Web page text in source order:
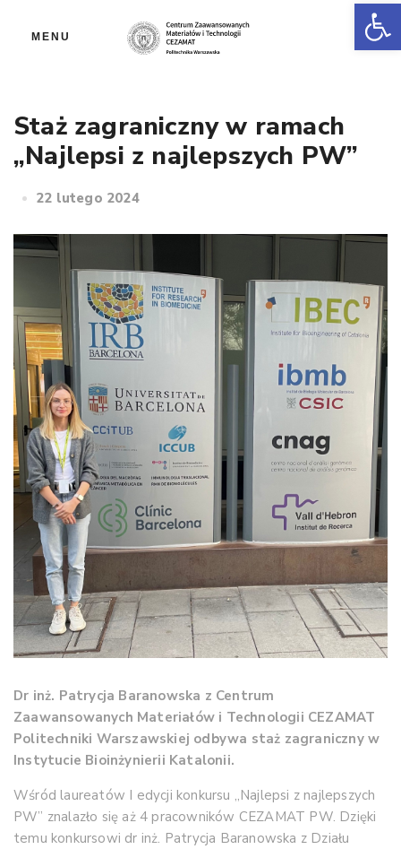
MENU
Staż zagraniczny w ramach
„Najlepsi z najlepszych PW”
22 lutego 2024
Dr inż. Patrycja Baranowska z Centrum
Zaawansowanych Materiałów i Technologii CEZAMAT
Politechniki Warszawskiej odbywa staż zagraniczny w
Instytucie Bioinżynierii Katalonii.
Wśród laureatów I edycji konkursu „Najlepsi z najlepszych
PW” znalazło się aż 4 pracowników CEZAMAT PW. Dzięki
temu konkursowi dr inż. Patrycja Baranowska z Działu